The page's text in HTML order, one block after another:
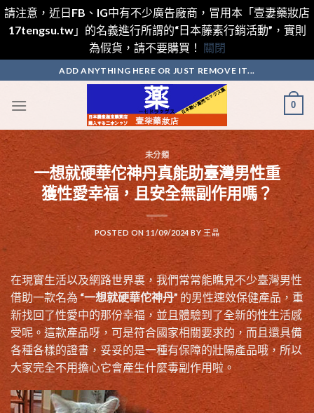
請注意，近日FB、IG中有不少廣告廠商，冒用本「壹妻藥妝店
17tengsu.tw」的名義進行所謂的“日本藤素行銷活動”，實則
為假貨，請不要購買！ 關閉
to
content
ADD ANYTHING HERE OR JUST REMOVE IT...
0
未分類
一想就硬華佗神丹真能助臺灣男性重
獲性愛幸福，且安全無副作用嗎？
POSTED ON11/09/2024 BY 王晶
在現實生活以及網路世界裏，我們常常能瞧見不少臺灣男性
借助一款名為 “一想就硬華佗神丹” 的男性速效保健產品，重
新找回了性愛中的那份幸福，並且體驗到了全新的性生活感
受呢。這款產品呀，可是符合國家相關要求的，而且還具備
各種各樣的證書，妥妥的是一種有保障的壯陽產品哦，所以
大家完全不用擔心它會產生什麼毒副作用啦。